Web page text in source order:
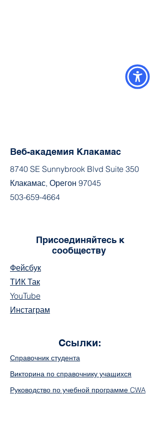
Веб-академия Клакамас
8740 SE Sunnybrook Blvd Suite 350
Клакамас, Орегон 97045
503-659-4664
Присоединяйтесь к
сообществу
Фейсбук
ТИК Так
YouTube
Инстаграм
Ссылки:
Справочник студента
Викторина по справочнику учащихся
Руководство по учебной программе CWA